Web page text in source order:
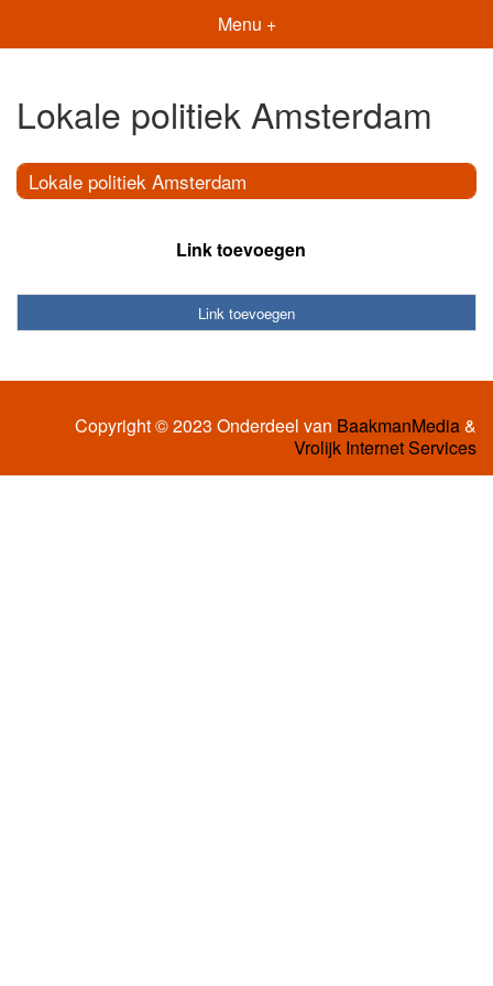
Menu +
Lokale politiek Amsterdam
Lokale politiek Amsterdam
Link toevoegen
Link toevoegen
Copyright © 2023 Onderdeel van BaakmanMedia&
Vrolijk Internet Services